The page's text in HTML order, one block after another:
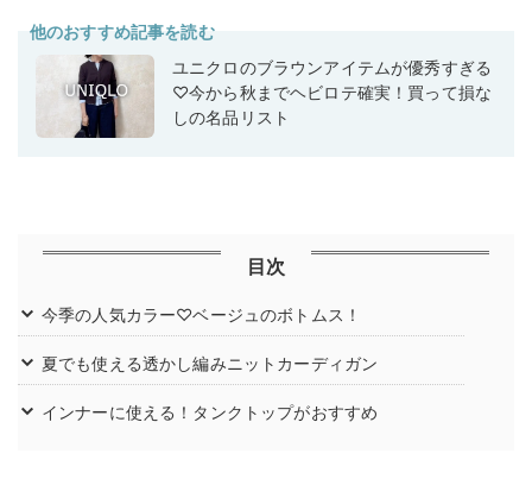
他のおすすめ記事を読む
ユニクロのブラウンアイテムが優秀すぎる
♡今から秋までヘビロテ確実！買って損な
しの名品リスト
目次
今季の人気カラー♡ベージュのボトムス！
夏でも使える透かし編みニットカーディガン
インナーに使える！タンクトップがおすすめ